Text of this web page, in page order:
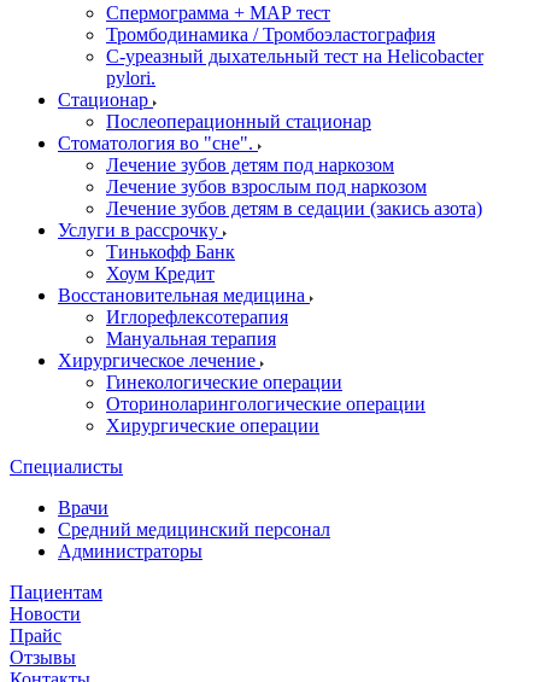
Спермограмма + МАР тест
Тромбодинамика / Тромбоэластография
С-уреазный дыхательный тест на Helicobacter
pylori.
Стационар
Послеоперационный стационар
Стоматология во "сне".
Лечение зубов детям под наркозом
Лечение зубов взрослым под наркозом
Лечение зубов детям в седации (закись азота)
Услуги в рассрочку
Тинькофф Банк
Хоум Кредит
Восстановительная медицина
Иглорефлексотерапия
Мануальная терапия
Хирургическое лечение
Гинекологические операции
Оториноларингологические операции
Хирургические операции
Специалисты
Врачи
Средний медицинский персонал
Администраторы
Пациентам
Новости
Прайс
Отзывы